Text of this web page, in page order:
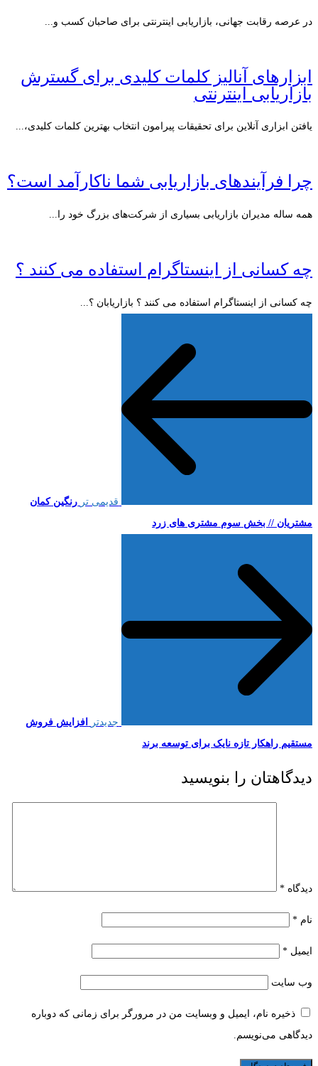
در عرصه رقابت جهانی، بازاریابی اینترنتی برای صاحبان کسب و...
ابزارهای آنالیز کلمات کلیدی برای گسترش
بازاریابی اینترنتی
یافتن ابزاری آنلاین برای تحقیقات پیرامون انتخاب بهترین کلمات کلیدی،...
چرا فرآیندهای بازاریابی شما ناکارآمد است؟
همه ساله مدیران بازاریابی بسیاری از شرکت‌های بزرگ خود را...
چه کسانی از اینستاگرام استفاده می کنند ؟
چه کسانی از اینستاگرام استفاده می کنند ؟ بازاریابان ؟...
قدیمی تر رنگین کمان
مشتریان // بخش سوم مشتری های زرد
جدیدتر
افزایش فروش
مستقیم راهکار تازه نایک برای توسعه برند
دیدگاهتان را بنویسید
دیدگاه *
نام *
ایمیل *
وب‌ سایت
ذخیره نام، ایمیل و وبسایت من در مرورگر برای زمانی که دوباره
دیدگاهی می‌نویسم.